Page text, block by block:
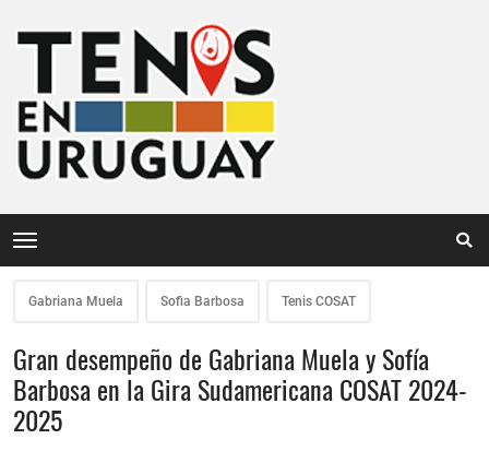
Gabriana Muela Sofia Barbosa Tenis COSAT
Gran desempeño de Gabriana Muela y Sofía
Barbosa en la Gira Sudamericana COSAT 2024-
2025